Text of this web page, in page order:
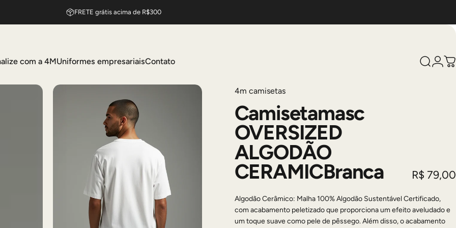
com a 4MUniformes empresariaisContato
4m camisetas
Camisetamasc
OVERSIZED
ALGODÃO
CERAMICBranca R$ 79,00
Algodão Cerâmico: Malha 100% Algodão Sustentável Certificado,
com acabamento peletizado que proporciona um efeito aveludado e
um toque suave como pele de pêssego. Além disso, o acabamento